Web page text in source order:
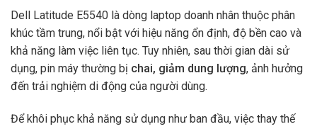
Dell Latitude E5540 là dòng laptop doanh nhân thuộc phân
khúc tầm trung, nổi bật với hiệu năng ổn định, độ bền cao và
khả năng làm việc liên tục. Tuy nhiên, sau thời gian dài sử
dụng, pin máy thường bị chai, giảm dung lượng, ảnh hưởng
đến trải nghiệm di động của người dùng.
Để khôi phục khả năng sử dụng như ban đầu, việc thay thế